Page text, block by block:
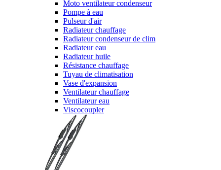
Moto ventilateur condenseur
Pompe à eau
Pulseur d'air
Radiateur chauffage
Radiateur condenseur de clim
Radiateur eau
Radiateur huile
Résistance chauffage
Tuyau de climatisation
Vase d'expansion
Ventilateur chauffage
Ventilateur eau
Viscocoupler